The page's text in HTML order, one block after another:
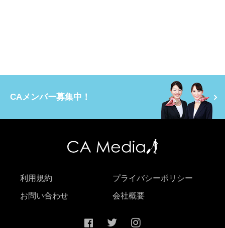
CAメンバー募集中！
利用規約 プライバシーポリシー
お問い合わせ 会社概要